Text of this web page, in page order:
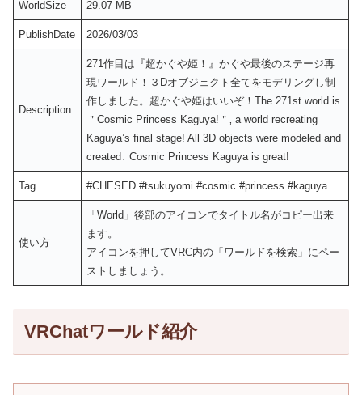
WorldSize 29.07 MB
PublishDate 2026/03/03
Description
271作目は『超かぐや姫！』かぐや最後のステージ再
現ワールド！３Dオブジェクト全てをモデリングし制
作しました。超かぐや姫はいいぞ！The 271st world is
＂Cosmic Princess Kaguyaǃ＂‚ a world recreating
Kaguya’s final stageǃ All 3D objects were modeled and
created․ Cosmic Princess Kaguya is greatǃ
Tag #CHESED #tsukuyomi #cosmic #princess #kaguya
使い方
「World」後部のアイコンでタイトル名がコピー出来
ます。
アイコンを押してVRC内の「ワールドを検索」にペー
ストしましょう。
VRChatワールド紹介